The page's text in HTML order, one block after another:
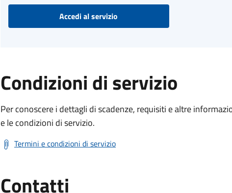
Accedi al servizio
Condizioni di servizio
Per conoscere i dettagli di scadenze, requisiti e altre
e le condizioni di servizio.
Termini e condizioni di servizio
Contatti